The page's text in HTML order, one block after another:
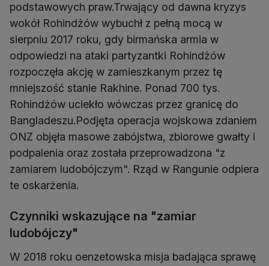
podstawowych praw.Trwający od dawna kryzys
wokół Rohindżów wybuchł z pełną mocą w
sierpniu 2017 roku, gdy birmańska armia w
odpowiedzi na ataki partyzantki Rohindżów
rozpoczęła akcję w zamieszkanym przez tę
mniejszość stanie Rakhine. Ponad 700 tys.
Rohindżów uciekło wówczas przez granicę do
Bangladeszu.Podjęta operacja wojskowa zdaniem
ONZ objęła masowe zabójstwa, zbiorowe gwałty i
podpalenia oraz została przeprowadzona "z
zamiarem ludobójczym". Rząd w Rangunie odpiera
te oskarżenia.
Czynniki wskazujące na "zamiar
ludobójczy"
W 2018 roku oenzetowska misja badająca sprawę